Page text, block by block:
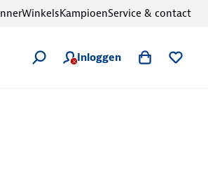
Inloggen
WinkelsKampioenService & contact